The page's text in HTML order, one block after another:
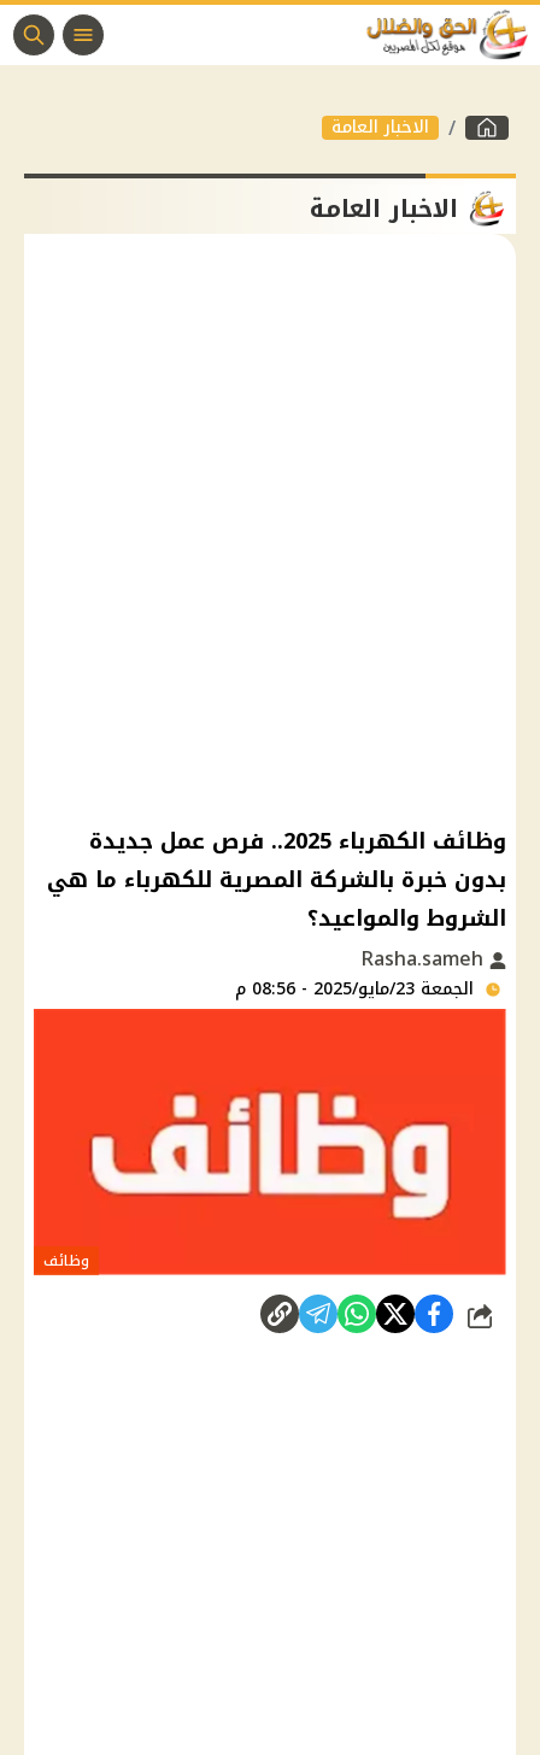
الاخبار العامة
الاخبار العامة
وظائف الكهرباء 2025.. فرص عمل جديدة
بدون خبرة بالشركة المصرية للكهرباء ما هي
الشروط والمواعيد؟
الجمعة 23/مايو/2025 - 08:56 م
وظائف
شارك